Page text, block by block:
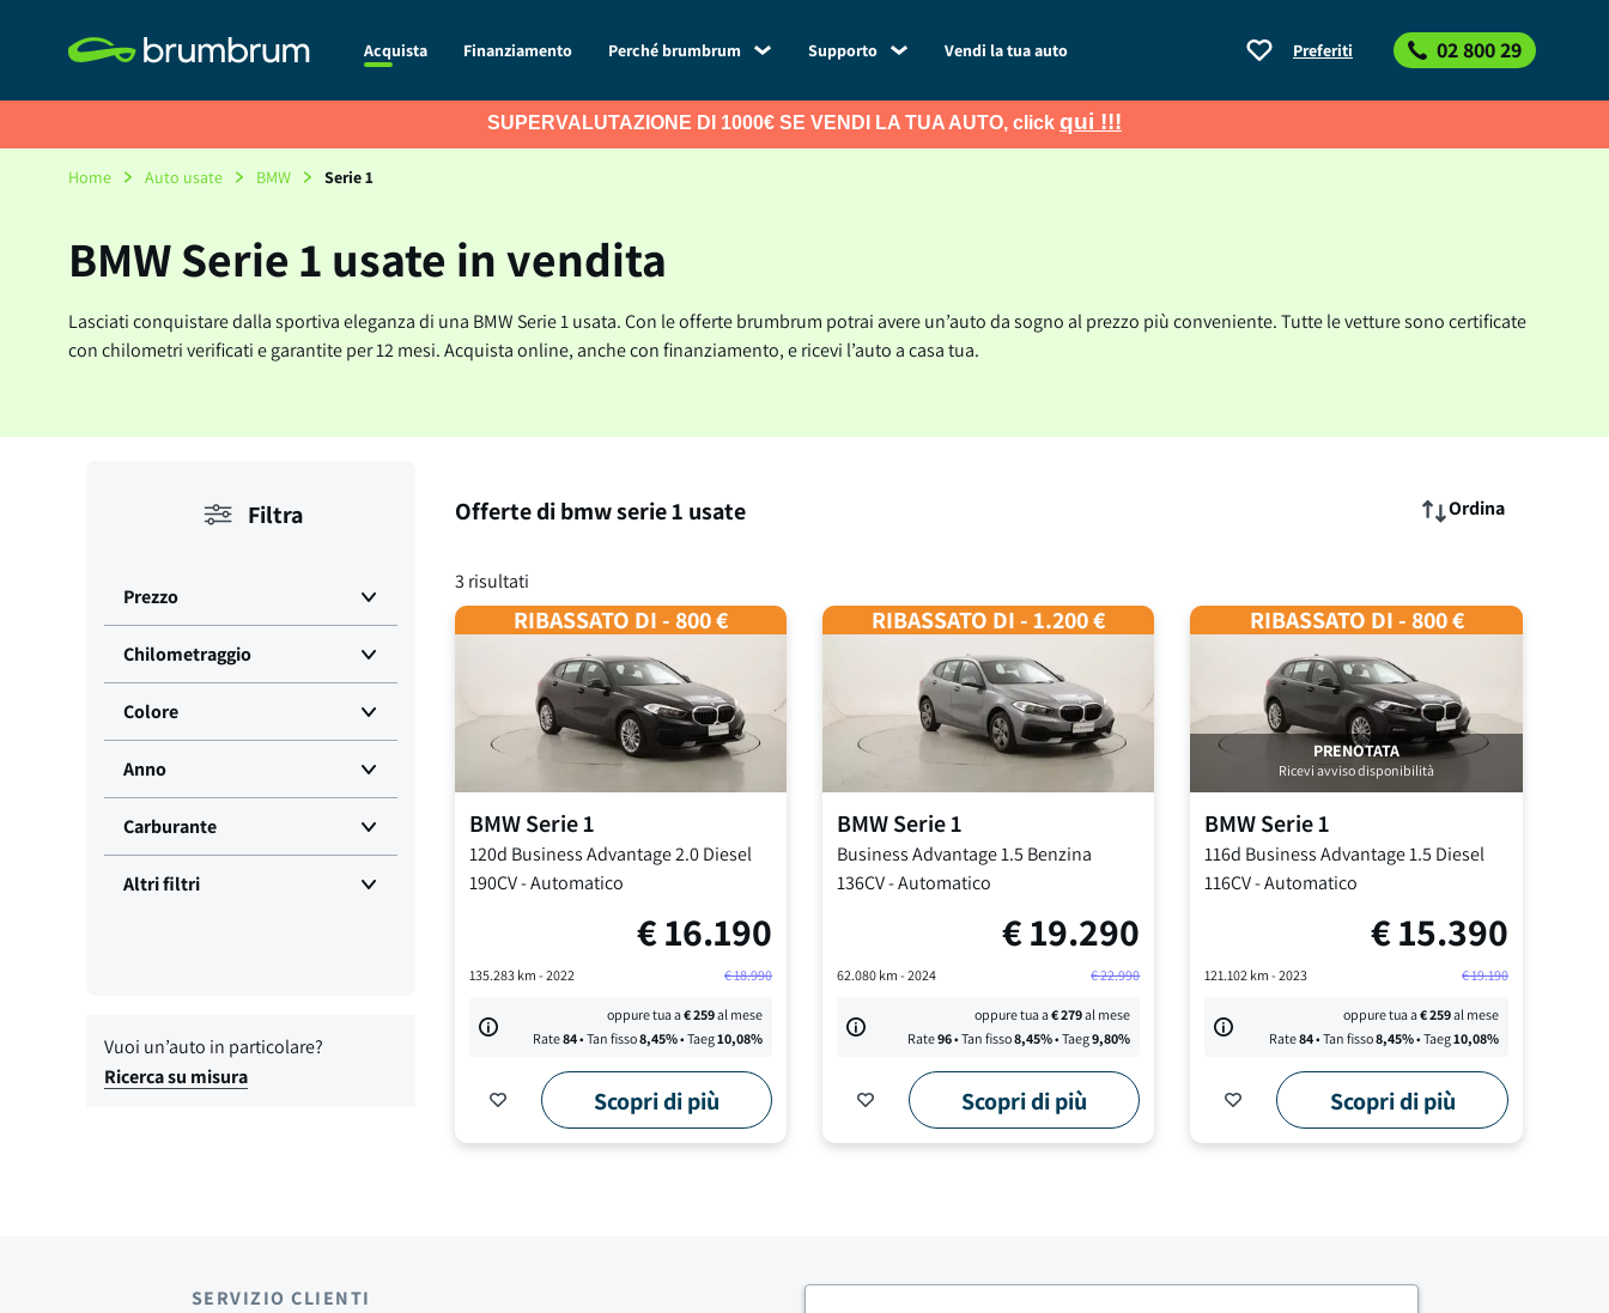
Acquista Finanziamento Perché brumbrum Supporto Vendi la tua auto Preferiti 02 800 29
SUPERVALUTAZIONE DI 1000€ SE VENDI LA TUA AUTO, click qui !!!
Home Auto usate BMW Serie 1
BMW Serie 1 usate in vendita
Lasciati conquistare dalla sportiva eleganza di una BMW Serie 1 usata. Con le offerte brumbrum potrai avere un’auto da sogno al prezzo più conveniente. Tutte le vetture sono certificate
con chilometri verificati e garantite per 12 mesi. Acquista online, anche con finanziamento, e ricevi l’auto a casa tua.
Filtra
Prezzo
Chilometraggio
Colore
Anno
Carburante
Altri filtri
Vuoi un’auto in particolare?
Ricerca su misura
Offerte di bmw serie 1 usate Ordina
3 risultati
RIBASSATO DI - 800 €
BMW Serie 1
120d Business Advantage2.0 Diesel
190CV-Automatico
€16.190
135.283km - 2022 €18.990
oppure tua a€259al mese
Rate84• Tan fisso8,45%• Taeg10,08%
Scopri di più
RIBASSATO DI - 1.200 €
BMWSerie 1
Business Advantage1.5 Benzina
136CV-Automatico
€19.290
62.080km - 2024 €22.990
oppure tua a€279al mese
Rate96• Tan fisso8,45%• Taeg9,80%
Scopri di più
PRENOTATA
Ricevi avviso disponibilità
RIBASSATO DI - 800 €
BMWSerie 1
116d Business Advantage1.5 Diesel
116CV-Automatico
€15.390
121.102 km -2023 €19.190
oppure tua a€259al mese
Rate84• Tan fisso8,45%• Taeg10,08%
Scopri di più
SERVIZIO CLIENTI